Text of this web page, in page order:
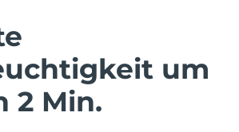
um
2 Min.Gesichtsstraffung
Erwartete Lieferung ১০/৮/২৬
Erwartete Lieferung